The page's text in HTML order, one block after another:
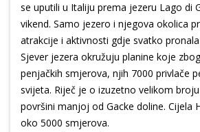
se uputili u Italiju prema jezeru Lago di
vikend. Samo jezero i njegova okolica
atrakcije i aktivnosti gdje svatko
Sjever jezera okružuju planine koje
penjačkih smjerova, njih 7000 privlače
svijeta. Riječ je o izuzetno velikom
površini manjoj od Gacke doline. Cijela
oko 5000 smjerova.